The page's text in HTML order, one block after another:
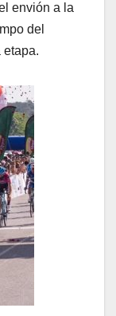
envión a la
del
etapa.